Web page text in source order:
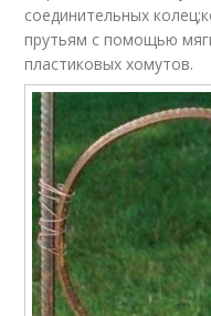
соединительных
прутьям с помощью
пластиковых хомутов.